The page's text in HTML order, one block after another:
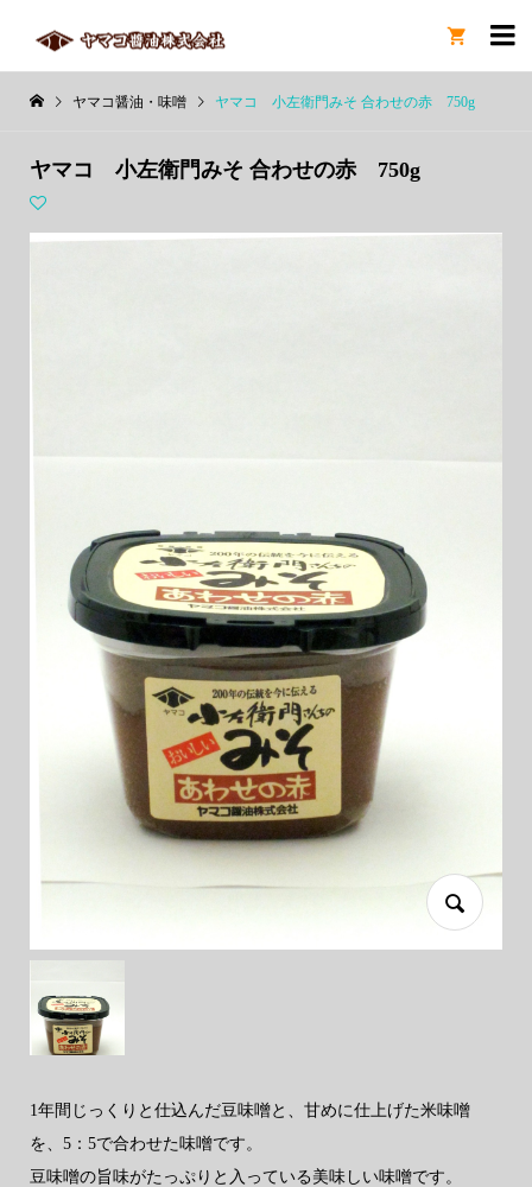

ヤマコ醤油・味噌 ヤマコ 小左衛門みそ 合わせの赤 750g
ヤマコ 小左衛門みそ 合わせの赤 750g
1年間じっくりと仕込んだ豆味噌と、甘めに仕上げた米味噌
を、5：5で合わせた味噌です。
豆味噌の旨味がたっぷりと入っている美味しい味噌です。